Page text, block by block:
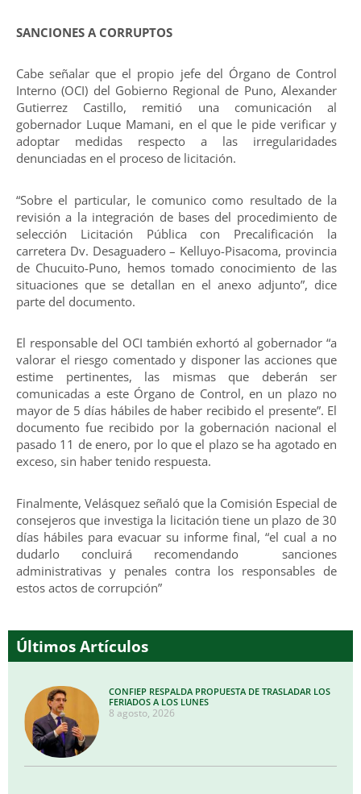
SANCIONES A CORRUPTOS
Cabe señalar que el propio jefe del Órgano de Control
Interno (OCI) del Gobierno Regional de Puno, Alexander
Gutierrez Castillo, remitió una comunicación al
gobernador Luque Mamani, en el que le pide verificar y
adoptar medidas respecto a las irregularidades
denunciadas en el proceso de licitación.
“Sobre el particular, le comunico como resultado de la
revisión a la integración de bases del procedimiento de
selección Licitación Pública con Precalificación la
carretera Dv. Desaguadero – Kelluyo-Pisacoma, provincia
de Chucuito-Puno, hemos tomado conocimiento de las
situaciones que se detallan en el anexo adjunto”, dice
parte del documento.
El responsable del OCI también exhortó al gobernador “a
valorar el riesgo comentado y disponer las acciones que
estime pertinentes, las mismas que deberán ser
comunicadas a este Órgano de Control, en un plazo no
mayor de 5 días hábiles de haber recibido el presente”. El
documento fue recibido por la gobernación nacional el
pasado 11 de enero, por lo que el plazo se ha agotado en
exceso, sin haber tenido respuesta.
Finalmente, Velásquez señaló que la Comisión Especial de
consejeros que investiga la licitación tiene un plazo de 30
días hábiles para evacuar su informe final, “el cual a no
dudarlo concluirá recomendando sanciones
administrativas y penales contra los responsables de
estos actos de corrupción”
Últimos Artículos
CONFIEP RESPALDA PROPUESTA DE TRASLADAR LOS
FERIADOS A LOS LUNES
8 agosto, 2026